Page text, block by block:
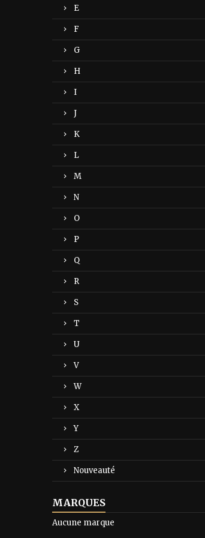
E
F
G
H
I
J
K
L
M
N
O
P
Q
R
S
T
U
V
W
X
Y
Z
Nouveauté
MARQUES
Aucune marque